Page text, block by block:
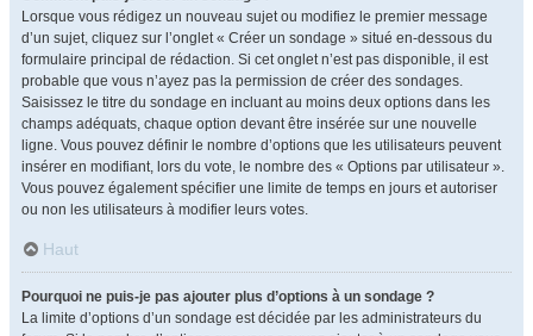
Lorsque vous rédigez un nouveau sujet ou modifiez le premier message
d’un sujet, cliquez sur l’onglet « Créer un sondage » situé en-dessous du
formulaire principal de rédaction. Si cet onglet n’est pas disponible, il est
probable que vous n’ayez pas la permission de créer des sondages.
Saisissez le titre du sondage en incluant au moins deux options dans les
champs adéquats, chaque option devant être insérée sur une nouvelle
ligne. Vous pouvez définir le nombre d’options que les utilisateurs peuvent
insérer en modifiant, lors du vote, le nombre des « Options par utilisateur ».
Vous pouvez également spécifier une limite de temps en jours et autoriser
ou non les utilisateurs à modifier leurs votes.
Haut
Pourquoi ne puis-je pas ajouter plus d’options à un sondage ?
La limite d’options d’un sondage est décidée par les administrateurs du